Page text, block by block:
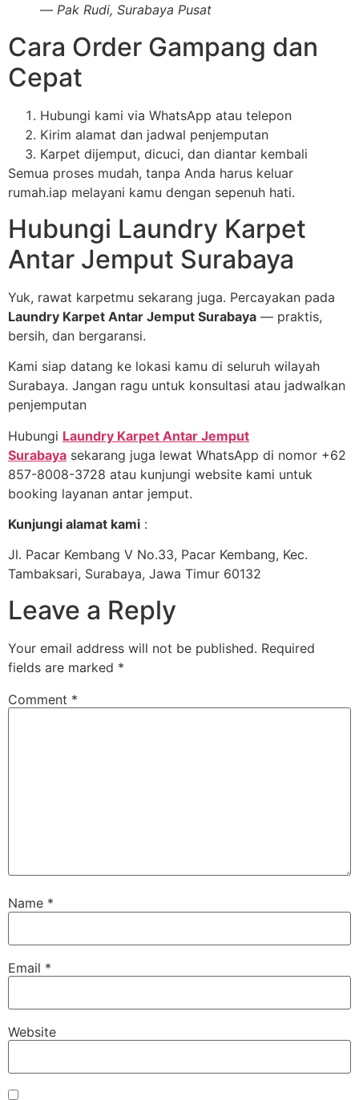
— Pak Rudi, Surabaya Pusat
Cara Order Gampang dan
Cepat
Hubungi kami via WhatsApp atau telepon
Kirim alamat dan jadwal penjemputan
Karpet dijemput, dicuci, dan diantar kembali
Semua proses mudah, tanpa Anda harus keluar
rumah.iap melayani kamu dengan sepenuh hati.
Hubungi Laundry Karpet
Antar Jemput Surabaya
Yuk, rawat karpetmu sekarang juga. Percayakan pada
Laundry Karpet Antar Jemput Surabaya — praktis,
bersih, dan bergaransi.
Kami siap datang ke lokasi kamu di seluruh wilayah
Surabaya. Jangan ragu untuk konsultasi atau jadwalkan
penjemputan
Hubungi Laundry Karpet Antar Jemput
Surabaya sekarang juga lewat WhatsApp di nomor +62
857-8008-3728 atau kunjungi website kami untuk
booking layanan antar jemput.
Kunjungi alamat kami :
Jl. Pacar Kembang V No.33, Pacar Kembang, Kec.
Tambaksari, Surabaya, Jawa Timur 60132
Leave a Reply
Your email address will not be published. Required
fields are marked *
Comment *
Name *
Email *
Website